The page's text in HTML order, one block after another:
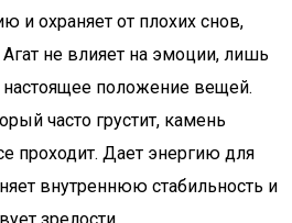
и охраняет от плохих снов,
Агат не влияет на эмоции, лишь
положение вещей.
часто грустит, камень
проходит. Дает энергию для
внутреннюю стабильность и